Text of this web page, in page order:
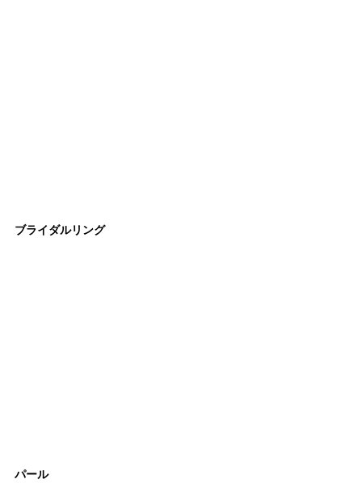
ブライダルリング
パール